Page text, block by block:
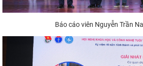
Báo cáo viên Nguyễn Trần